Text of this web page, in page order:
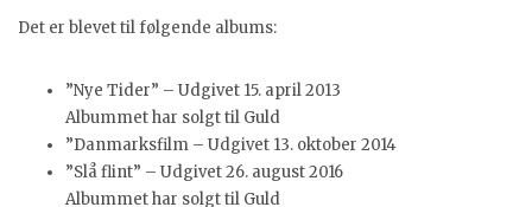
Det er blevet til følgende albums:
”Nye Tider” – Udgivet 15. april 2013
Albummet har solgt til Guld
”Danmarksfilm – Udgivet 13. oktober 2014
”Slå flint” – Udgivet 26. august 2016
Albummet har solgt til Guld